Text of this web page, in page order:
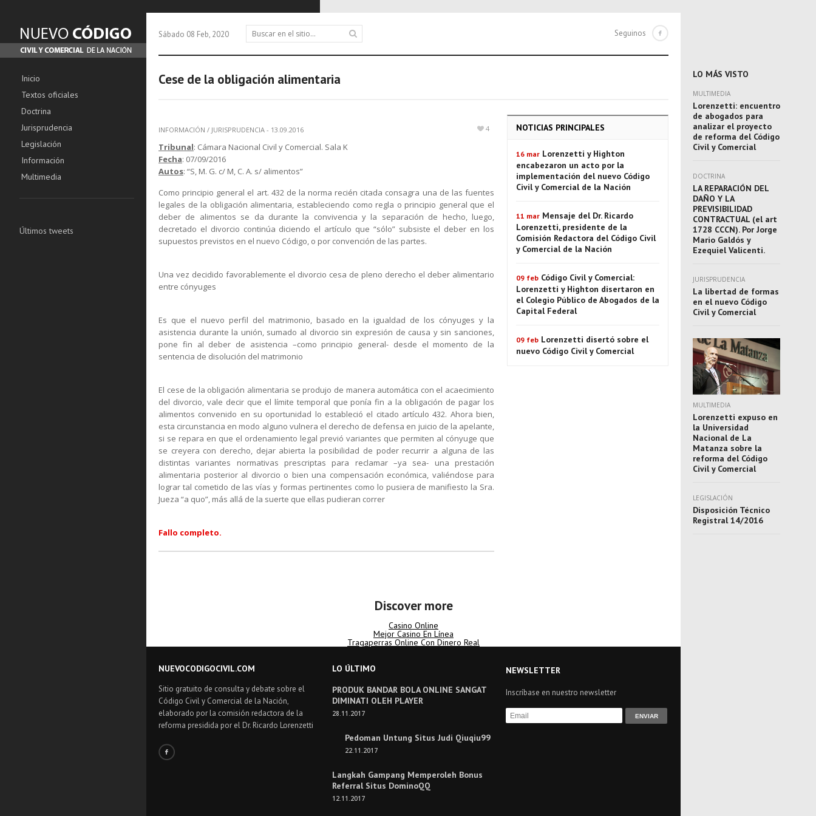
Inicio
Textos oficiales
Doctrina
Jurisprudencia
Legislación
Información
Multimedia
Últimos tweets
Sábado 08 Feb, 2020 Seguinos
Cese de la obligación alimentaria
INFORMACIÓN / JURISPRUDENCIA - 13.09.2016 4
Tribunal: Cámara Nacional Civil y Comercial. Sala K
Fecha: 07/09/2016
Autos: “S, M. G. c/ M, C. A. s/ alimentos”
Como principio general el art. 432 de la norma recién citada consagra una de las fuentes
legales de la obligación alimentaria, estableciendo como regla o principio general que el
deber de alimentos se da durante la convivencia y la separación de hecho, luego,
decretado el divorcio continúa diciendo el artículo que “sólo” subsiste el deber en los
supuestos previstos en el nuevo Código, o por convención de las partes.
Una vez decidido favorablemente el divorcio cesa de pleno derecho el deber alimentario
entre cónyuges
Es que el nuevo perfil del matrimonio, basado en la igualdad de los cónyuges y la
asistencia durante la unión, sumado al divorcio sin expresión de causa y sin sanciones,
pone fin al deber de asistencia –como principio general- desde el momento de la
sentencia de disolución del matrimonio
El cese de la obligación alimentaria se produjo de manera automática con el acaecimiento
del divorcio, vale decir que el límite temporal que ponía fin a la obligación de pagar los
alimentos convenido en su oportunidad lo estableció el citado artículo 432. Ahora bien,
esta circunstancia en modo alguno vulnera el derecho de defensa en juicio de la apelante,
si se repara en que el ordenamiento legal previó variantes que permiten al cónyuge que
se creyera con derecho, dejar abierta la posibilidad de poder recurrir a alguna de las
distintas variantes normativas prescriptas para reclamar –ya sea- una prestación
alimentaria posterior al divorcio o bien una compensación económica, valiéndose para
lograr tal cometido de las vías y formas pertinentes como lo pusiera de manifiesto la Sra.
Jueza “a quo”, más allá de la suerte que ellas pudieran correr
Fallo completo.
NOTICIAS PRINCIPALES
16 mar Lorenzetti y Highton
encabezaron un acto por la
implementación del nuevo Código
Civil y Comercial de la Nación
11 mar Mensaje del Dr. Ricardo
Lorenzetti, presidente de la
Comisión Redactora del Código Civil
y Comercial de la Nación
09 feb Código Civil y Comercial:
Lorenzetti y Highton disertaron en
el Colegio Público de Abogados de la
Capital Federal
09 feb Lorenzetti disertó sobre el
nuevo Código Civil y Comercial
Discover more
Casino Online
Mejor Casino En Línea
Tragaperras Online Con Dinero Real
NUEVOCODIGOCIVIL.COM
Sitio gratuito de consulta y debate sobre el
Código Civil y Comercial de la Nación,
elaborado por la comisión redactora de la
reforma presidida por el Dr. Ricardo Lorenzetti
LO ÚLTIMO
PRODUK BANDAR BOLA ONLINE SANGAT
DIMINATI OLEH PLAYER
28.11.2017
Pedoman Untung Situs Judi Qiuqiu99
22.11.2017
Langkah Gampang Memperoleh Bonus
Referral Situs DominoQQ
12.11.2017
NEWSLETTER
Inscríbase en nuestro newsletter
LO MÁS VISTO
MULTIMEDIA
Lorenzetti: encuentro
de abogados para
analizar el proyecto
de reforma del Código
Civil y Comercial
DOCTRINA
LA REPARACIÓN DEL
DAÑO Y LA
PREVISIBILIDAD
CONTRACTUAL (el art
1728 CCCN). Por Jorge
Mario Galdós y
Ezequiel Valicenti.
JURISPRUDENCIA
La libertad de formas
en el nuevo Código
Civil y Comercial
MULTIMEDIA
Lorenzetti expuso en
la Universidad
Nacional de La
Matanza sobre la
reforma del Código
Civil y Comercial
LEGISLACIÓN
Disposición Técnico
Registral 14/2016